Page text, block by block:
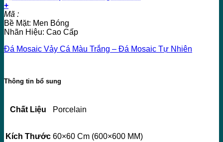
+
Mã :
Bề Mặt: Men Bóng
Nhãn Hiệu: Cao Cấp
Đá Mosaic Vảy Cá Màu Trắng – Đá Mosaic Tự Nhiên
Thông tin bổ sung
Chất Liệu Porcelain
Kích Thước 60×60 Cm (600×600 MM)